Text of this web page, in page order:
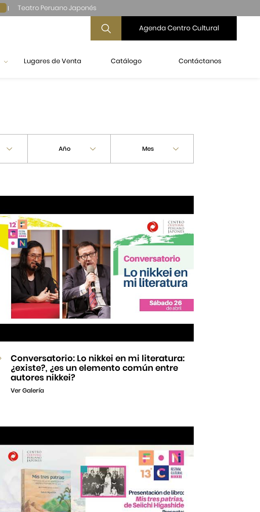
Teatro Peruano Japonés
Agenda Centro Cultural
Lugares de Venta Catálogo Contáctanos
Año Mes
Conversatorio: Lo nikkei en mi literatura:
¿existe?, ¿es un elemento común entre
autores nikkei?
Ver Galería